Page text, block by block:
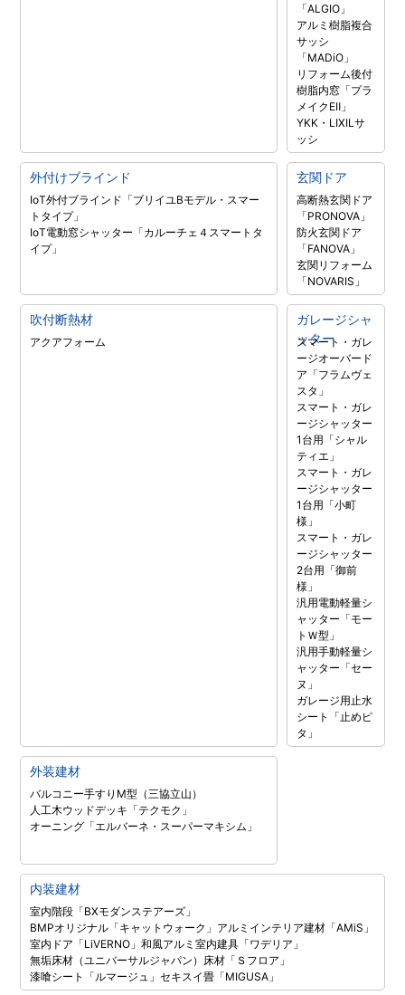
「ALGIO」
アルミ樹脂複合
サッシ
「MADiO」
リフォーム後付
樹脂内窓「プラ
メイクEⅡ」
YKK・LIXILサ
ッシ
外付けブラインド
IoT外付ブラインド「ブリイユBモデル・スマー
トタイプ」
IoT電動窓シャッター「カルーチェ４スマートタ
イプ」
玄関ドア
高断熱玄関ドア
「PRONOVA」
防火玄関ドア
「FANOVA」
玄関リフォーム
「NOVARIS」
吹付断熱材
アクアフォーム
ガレージシャ
ッター
スマート・ガレ
ージオーバード
ア「フラムヴェ
スタ」
スマート・ガレ
ージシャッター
1台用「シャル
ティエ」
スマート・ガレ
ージシャッター
1台用「小町
様」
スマート・ガレ
ージシャッター
2台用「御前
様」
汎用電動軽量シ
ャッター「モー
トＷ型」
汎用手動軽量シ
ャッター「セー
ヌ」
ガレージ用止水
シート「止めピ
タ」
外装建材
バルコニー手すりM型（三協立山）
人工木ウッドデッキ「テクモク」
オーニング「エルバーネ・スーパーマキシム」
内装建材
室内階段「BXモダンステアーズ」
BMPオリジナル「キャットウォーク」 アルミインテリア建材「AMiS」
室内ドア「LiVERNO」和風アルミ室内建具「ワデリア」
無垢床材（ユニバーサルジャパン） 床材「Ｓフロア」
漆喰シート「ルマージュ」セキスイ畳「MIGUSA」